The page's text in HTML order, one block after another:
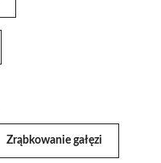
Zrąbkowanie gałęzi